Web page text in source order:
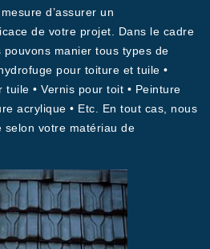
d’assurer un
de votre projet. Dans le cadre
manier tous types de
pour toiture et tuile •
• Vernis pour toit • Peinture
acrylique • Etc. En tout cas, nous
selon votre matériau de